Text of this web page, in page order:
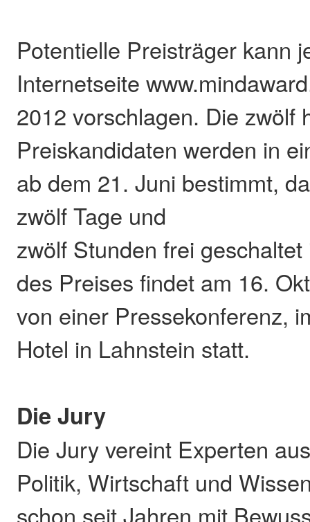
Potentielle Preisträger kann
Internetseite
2012 vorschlagen. Die zwölf
Preiskandidaten werden in
ab dem 21. Juni bestimmt,
zwölf Tage und
zwölf Stunden frei
des Preises findet am 16.
von einer Pressekonferenz,
Hotel in Lahnstein statt.
Die Jury
Die Jury vereint Experten
Politik, Wirtschaft und
schon seit Jahren mit